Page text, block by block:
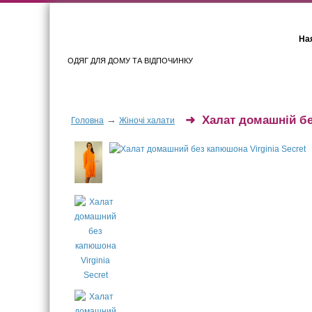
ОДЯГ ДЛЯ ДОМУ ТА ВІДПОЧИНКУ
Головна → Жіночі халати ➜ Халат домашній